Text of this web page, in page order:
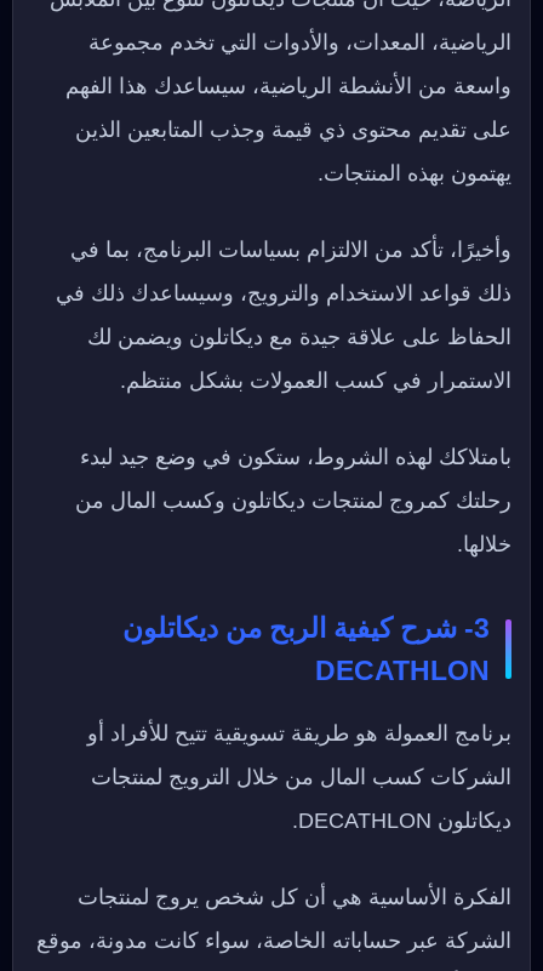
الرياضية، المعدات، والأدوات التي تخدم مجموعة
واسعة من الأنشطة الرياضية، سيساعدك هذا الفهم
على تقديم محتوى ذي قيمة وجذب المتابعين الذين
يهتمون بهذه المنتجات.
وأخيرًا، تأكد من الالتزام بسياسات البرنامج، بما في
ذلك قواعد الاستخدام والترويج، وسيساعدك ذلك في
الحفاظ على علاقة جيدة مع ديكاتلون ويضمن لك
الاستمرار في كسب العمولات بشكل منتظم.
بامتلاكك لهذه الشروط، ستكون في وضع جيد لبدء
رحلتك كمروج لمنتجات ديكاتلون وكسب المال من
خلالها.
3- شرح كيفية الربح من ديكاتلون
DECATHLON
برنامج العمولة هو طريقة تسويقية تتيح للأفراد أو
الشركات كسب المال من خلال الترويج لمنتجات
ديكاتلون DECATHLON.
الفكرة الأساسية هي أن كل شخص يروج لمنتجات
الشركة عبر حساباته الخاصة، سواء كانت مدونة، موقع